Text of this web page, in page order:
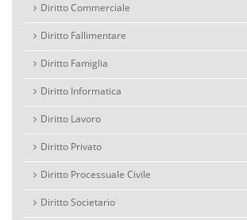
Diritto Commerciale
Diritto Fallimentare
Diritto Famiglia
Diritto Informatica
Diritto Lavoro
Diritto Privato
Diritto Processuale Civile
Diritto Societario